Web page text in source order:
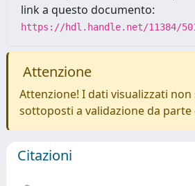
link a questo documento:
https://hdl.handle.net/11384/
Attenzione
Attenzione! I dati visualizzati
sottoposti a validazione da parte
Citazioni